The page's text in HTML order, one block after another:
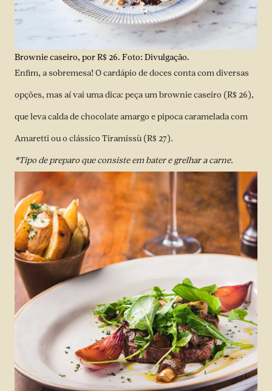
Brownie caseiro, por R$ 26. Foto: Divulgação.
Enfim, a sobremesa! O cardápio de doces conta com diversas
opções, mas aí vai uma dica: peça um brownie caseiro (R$ 26),
que leva calda de chocolate amargo e pipoca caramelada com
Amaretti ou o clássico Tiramissù (R$ 27).
*Tipo de preparo que consiste em bater e grelhar a carne.